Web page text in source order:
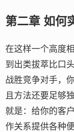
第二章 如何
在这样一个高度
到出类拔萃比口
战胜竞争对手，
且方法还要足够
就是：给你的客
作关系提供各种